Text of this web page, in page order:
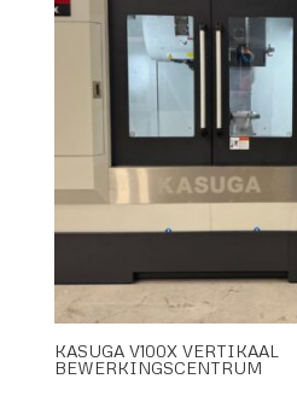
KASUGA V100X VERTIKAAL
BEWERKINGSCENTRUM